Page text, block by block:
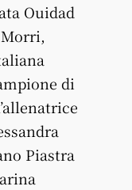
Ouidad
di
Piastra